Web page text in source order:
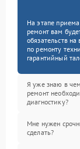
На этапе
ремонт вам
обязательств
по ремонту
гарантийный
Я уже знаю в
ремонт
диагностику?
Мне нужен
сделать?